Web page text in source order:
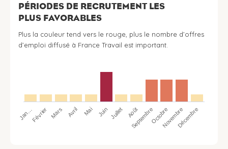
PÉRIODES DE RECRUTEMENT LES
PLUS FAVORABLES
Plus la couleur tend vers le rouge, plus le nombre d’offres
d’emploi diffusé à France Travail est important.
Jan…Février Mars Avril Mai Juin Juillet Août
SeptembreOctobreNovembreDécembre